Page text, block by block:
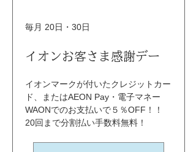
毎月 20日・30日
イオンお客さま感謝デー
イオンマークが付いたクレジットカー
ド、またはAEON Pay・電子マネー
WAONでのお支払いで５％OFF！！
20回まで分割払い手数料無料！